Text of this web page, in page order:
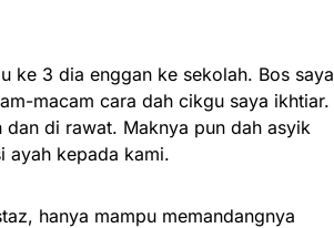
ke 3 dia enggan ke sekolah. Bos saya
macam cara dah cikgu saya ikhtiar.
di rawat. Maknya pun dah asyik
ayah kepada kami.
hanya mampu memandangnya